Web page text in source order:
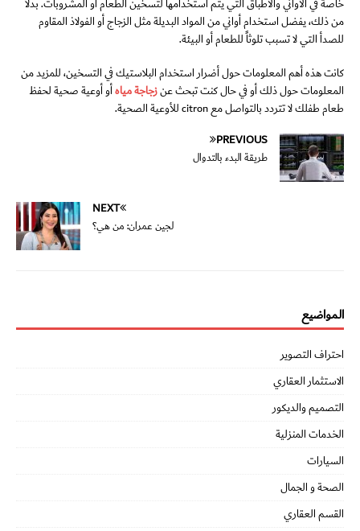
من ذلك، يفضل استخدام أواني من المواد البديلة مثل الزجاج أو الفولاذ المقاوم
للصدأ التي لا تسبب تلوثاً للطعام أو البيئة.
كانت هذه أهم المعلومات حول أضرار استخدام البلاستيك في التسخين، للمزيد من
المعلومات حول ذلك أو في حال كنت تبحث عنزجاجة مياهأو أوعية صحية لحفظ
طعام طفلك لا تتردد بالتواصل مع citron للأوعية الصحية.
PREVIOUS
طريقة البدء بالتدوال
NEXT
لجين عمران: من هي؟
المواضيع
احتراف التصوير
الاستثمار العقاري
التصميم والديكور
الخدمات المنزلية
السيارات
الصحة و الجمال
القسم العقاري